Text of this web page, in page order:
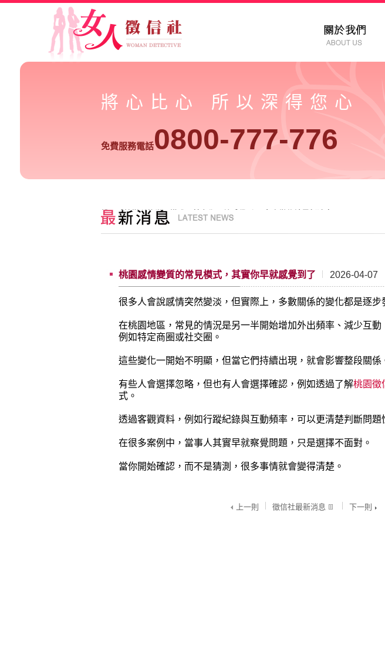
將心比心 所以深得您心
免費服務電話0800-777-776
桃園感情變質的常見模式，其實你早就感覺到了-女人徵信社最新消息
桃園感情變質的常見模式，其實你早就感覺到了 2026-04-07
很多人會說感情突然變淡，但實際上，多數關係的變化都是逐步
在桃園地區，常見的情況是另一半開始增加外出頻率、減少互動
例如特定商圈或社交圈。
這些變化一開始不明顯，但當它們持續出現，就會影響整段關係
有些人會選擇忽略，但也有人會選擇確認，例如透過了解桃園徵
式。
透過客觀資料，例如行蹤紀錄與互動頻率，可以更清楚判斷問題
在很多案例中，當事人其實早就察覺問題，只是選擇不面對。
當你開始確認，而不是猜測，很多事情就會變得清楚。
上一則 徵信社最新消息 下一則